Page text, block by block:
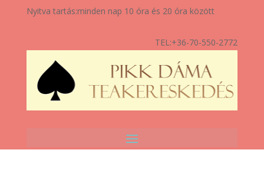
Nyitva tartás:minden nap 10 óra és 20 óra között
TEL:+36-70-550-2772